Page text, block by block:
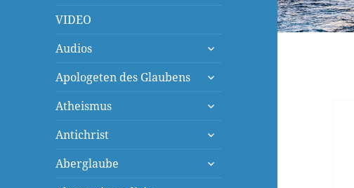
VIDEO
Audios
untermenü
Apologeten des Glaubens
untermenü
Atheismus
untermenü
Antichrist
untermenü
Aberglaube
untermenü